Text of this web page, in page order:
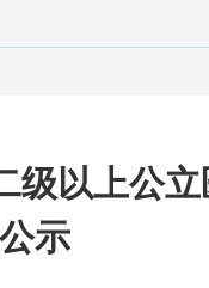
级以上公
示